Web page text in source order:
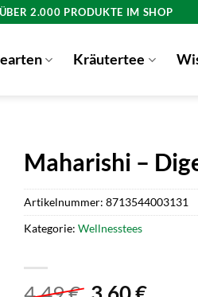
ÜBER 2.000 PRODUKTE IM SHOP
Kräutertee
Maharishi –
Artikelnummer: 8713544003131
Kategorie: Wellnesstees